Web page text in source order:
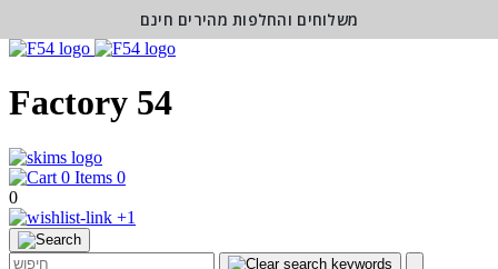
Factory 54
0
0
+1
משלוחים והחלפות מהירים חינם